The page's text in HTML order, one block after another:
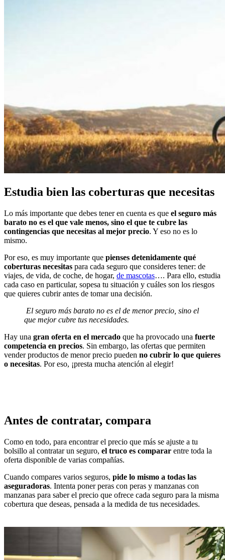
Estudia bien las coberturas que necesitas
Lo más importante que debes tener en cuenta es que el seguro más
barato no es el que vale menos, sino el que te cubre las
contingencias que necesitas al mejor precio. Y eso no es lo
mismo.
Por eso, es muy importante que pienses detenidamente qué
coberturas necesitas para cada seguro que consideres tener: de
viajes, de vida, de coche, de hogar, de mascotas…. Para ello, estudia
cada caso en particular, sopesa tu situación y cuáles son los riesgos
que quieres cubrir antes de tomar una decisión.
El seguro más barato no es el de menor precio, sino el
que mejor cubre tus necesidades.
Hay una gran oferta en el mercado que ha provocado una fuerte
competencia en precios. Sin embargo, las ofertas que permiten
vender productos de menor precio pueden no cubrir lo que quieres
o necesitas. Por eso, ¡presta mucha atención al elegir!
Antes de contratar, compara
Como en todo, para encontrar el precio que más se ajuste a tu
bolsillo al contratar un seguro, el truco es comparar entre toda la
oferta disponible de varias compañías.
Cuando compares varios seguros, pide lo mismo a todas las
aseguradoras. Intenta poner peras con peras y manzanas con
manzanas para saber el precio que ofrece cada seguro para la misma
cobertura que deseas, pensada a la medida de tus necesidades.